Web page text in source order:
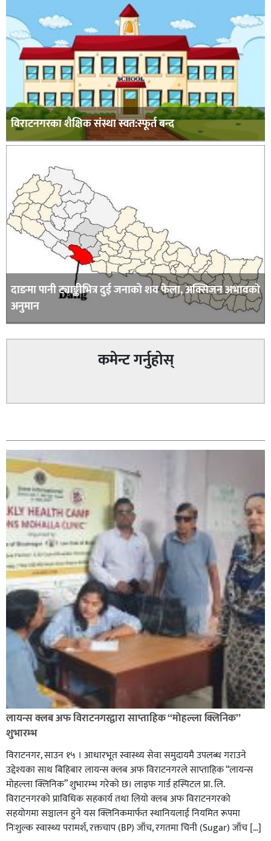
विराटनगरका शैक्षिक संस्था स्वत:स्फूर्त बन्द
दाङमा पानी ट्याङ्कीभित्र दुई जनाको शव फेला, अक्सिजन अभावकाे
अनुमान
कमेन्ट गर्नुहोस्
लायन्स क्लब अफ विराटनगरद्वारा साप्ताहिक “मोहल्ला क्लिनिक”
शुभारम्भ
विराटनगर, साउन १५ । आधारभूत स्वास्थ्य सेवा समुदायमै उपलब्ध गराउने
उद्देश्यका साथ बिहिबार लायन्स क्लब अफ विराटनगरले साप्ताहिक “लायन्स
मोहल्ला क्लिनिक” शुभारम्भ गरेकाे छ। लाइफ गार्ड हस्पिटल प्रा. लि.
विराटनगरको प्राविधिक सहकार्य तथा लियो क्लब अफ विराटनगरको
सहयोगमा सञ्चालन हुने यस क्लिनिकमार्फत स्थानियलाई नियमित रूपमा
निःशुल्क स्वास्थ्य परामर्श, रक्तचाप (BP) जाँच, रगतमा चिनी (Sugar) जाँच […]